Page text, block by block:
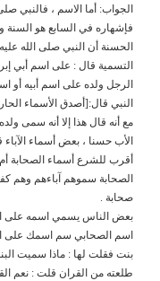
الجواب: أما اﻻسم ، فالنبي
فإشهاره في السابع هو السنة
الحسنة أن النبي صلى الله
التسمية قال : على اسم أبي
الرجل ولده على اسم أبيه أو
النبي قال:[أصدق اﻷسماء
مع أنه قال هذا إﻻ أنه سمى
اﻷب حسنا ، بعض أسماء اﻵباء
أقرب للشرع أسماء الصحابة أم
الصحابة سموهم آباءهم وهم
صحابة .
بعض الناس يسمي اسمه على
اسم الصحابي سم اسمك على
بنت فقلت لها : ماذا سميت
طلعته من القران قلت :